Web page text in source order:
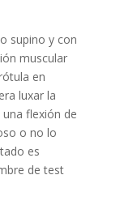
supino y con
muscular
en
luxar la
flexión de
o no lo
es
de test